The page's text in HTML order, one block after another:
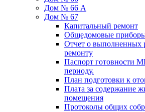
Дом № 66 А
Дом № 67
Капитальный ремонт
Общедомовые
Отчет о выполненных
ремонту
Паспорт готовности
периоду.
План подготовки к
Плата за содержание
помещения
Протоколы общих